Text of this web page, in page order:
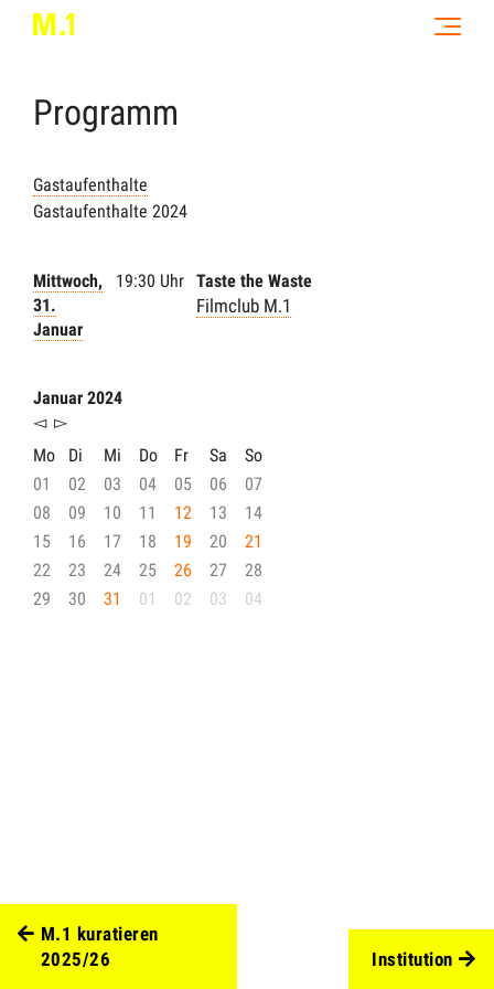
Programm
Gastaufenthalte
Gastaufenthalte 2024
Mittwoch,
31.
Januar
19:30 Uhr Taste the Waste
Filmclub M.1
Januar 2024
◅ ▻
Mo
Di Mi Do Fr Sa
So
01
02 03 04 05 06
07
08
09 10 11 12 13
14
15
16 17 18 19 20
21
22
23 24 25 26 27
28
29
30 31 01 02 03 04
M.1 kuratieren
2025/26
Institution